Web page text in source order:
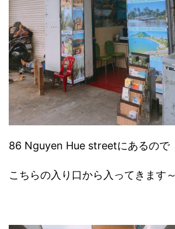
86 Nguyen Hue streetにあるので
こちらの入り口から入ってきます～